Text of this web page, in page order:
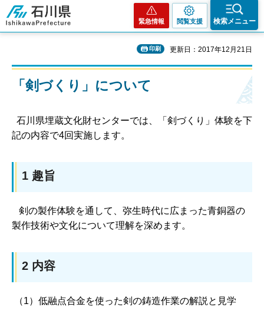
石川県
緊急情報 閲覧支援 検索メニュー
印刷 更新日：2017年12月21日
「剣づくり」について
石川県埋蔵文化財センターでは、「剣づくり」体験を下
記の内容で4回実施します。
1 趣旨
剣の製作体験を通して、弥生時代に広まった青銅器の
製作技術や文化について理解を深めます。
2 内容
（1）低融点合金を使った剣の鋳造作業の解説と見学